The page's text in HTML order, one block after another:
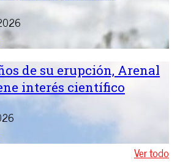
de su erupción, Arenal
interés científico
Ver todo